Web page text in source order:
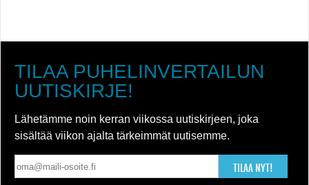
TILAA PUHELINVERTAILUN
UUTISKIRJE!
Lähetämme noin kerran viikossa uutiskirjeen, joka
sisältää viikon ajalta tärkeimmät uutisemme.
TILAA NYT!